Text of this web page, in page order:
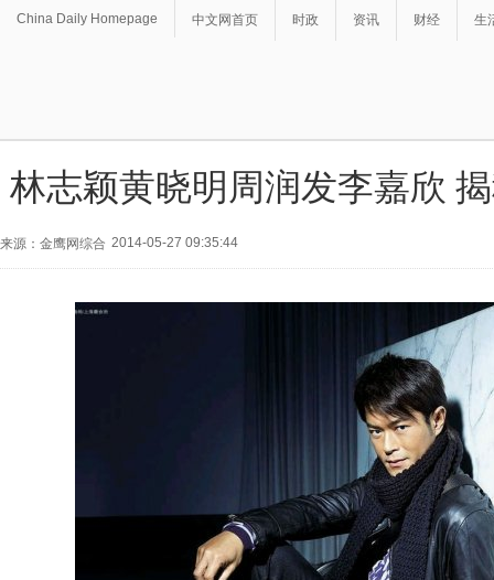
China Daily Homepage 中文网首页 时政 资讯 财经 生
林志颖黄晓明周润发李嘉欣
来源：金鹰网综合 2014-05-27 09:35:44